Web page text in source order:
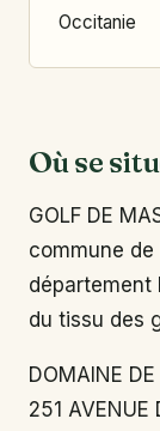
Occitanie
Où se
GOLF DE
commune
département
du tissu des
DOMAINE
251 AVENUE